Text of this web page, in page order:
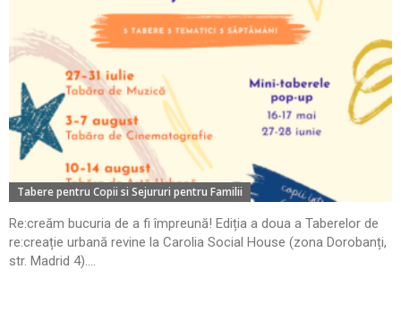
Tabere pentru Copii si Sejururi pentru Familii
Re:creăm bucuria de a fi împreună! Ediția a doua a Taberelor de
re:creație urbană revine la Carolia Social House (zona Dorobanți,
str. Madrid 4)....